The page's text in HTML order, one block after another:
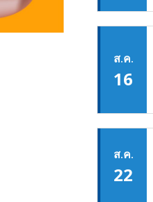
ส.ค.
16
ส.ค.
22